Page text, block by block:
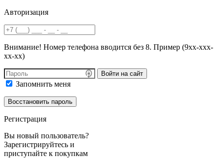
Авторизация
Внимание! Номер телефона вводится без 8. Пример (9хх-ххх-
хх-хх)
Войти на сайт
Запомнить меня
Регистрация
Вы новый пользователь?
Зарегистрируйтесь и
приступайте к покупкам